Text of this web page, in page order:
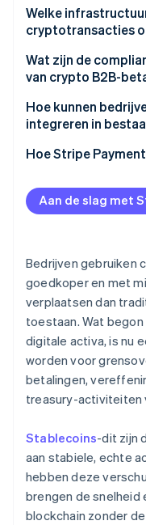
Welke
cryptotransacties
Bewaring en
Stablecoin-
ERP- en
Wat zijn de
van crypto B2B-
Hoe kunnen
integreren in
Hoe Stripe
Aan de slag met
Bedrijven gebruiken
goedkoper en met
verplaatsen dan
toestaan. Wat
digitale activa, is nu
worden voor
betalingen,
treasury-activiteiten
Stablecoins-dit zijn
aan stabiele, echte
hebben deze
brengen de snelheid
blockchain zonder